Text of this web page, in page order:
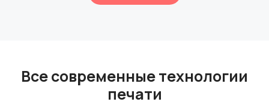
Все современные технологии
печати